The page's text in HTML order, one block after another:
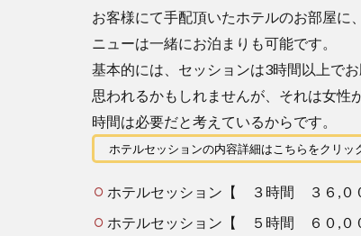
お客様にて手配頂いたホテルのお部屋に
ニューは一緒にお泊まりも可能です。
基本的には、セッションは3時間以上で
思われるかもしれませんが、それは女性
時間は必要だと考えているからです。
ホテルセッションの内容詳細はこちらをクリッ
ホテルセッション【 ３時間 ３６,０
ホテルセッション【 ５時間 ６０,０